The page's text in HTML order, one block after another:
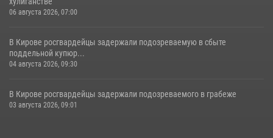
06 августа 2026, 07:00
В Кирове росгвардейцы задержали подозреваемую в сбыте
поддельной купюр...
04 августа 2026, 09:30
В Кирове росгвардейцы задержали подозреваемого в грабеже
03 августа 2026, 09:01